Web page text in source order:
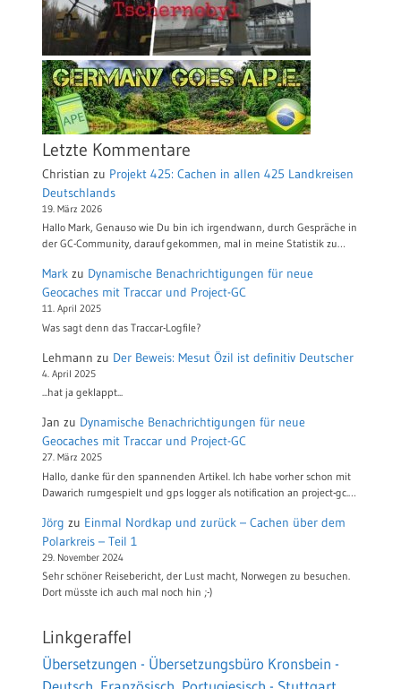
Letzte Kommentare
Christian zu Projekt 425: Cachen in allen 425 Landkreisen
Deutschlands
19. März 2026
Hallo Mark, Genauso wie Du bin ich irgendwann, durch Gespräche in
der GC-Community, darauf gekommen, mal in meine Statistik zu…
Mark zu Dynamische Benachrichtigungen für neue
Geocaches mit Traccar und Project-GC
11. April 2025
Was sagt denn das Traccar-Logfile?
Lehmann zu Der Beweis: Mesut Özil ist definitiv Deutscher
4. April 2025
...hat ja geklappt...
Jan zu Dynamische Benachrichtigungen für neue
Geocaches mit Traccar und Project-GC
27. März 2025
Hallo, danke für den spannenden Artikel. Ich habe vorher schon mit
Dawarich rumgespielt und gps logger als notification an project-gc.…
Jörg zu Einmal Nordkap und zurück – Cachen über dem
Polarkreis – Teil 1
29. November 2024
Sehr schöner Reisebericht, der Lust macht, Norwegen zu besuchen.
Dort müsste ich auch mal noch hin ;-)
Linkgeraffel
Übersetzungen - Übersetzungsbüro Kronsbein -